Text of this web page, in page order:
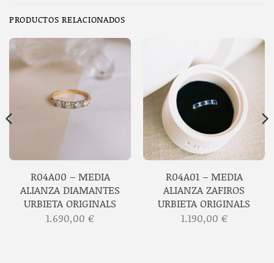
PRODUCTOS RELACIONADOS
R04A00 – MEDIA
ALIANZA DIAMANTES
URBIETA ORIGINALS
1.690,00 €
R04A01 – MEDIA
ALIANZA ZAFIROS
URBIETA ORIGINALS
1.190,00 €